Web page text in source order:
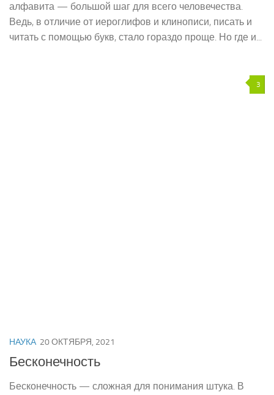
алфавита — большой шаг для всего человечества.
Ведь, в отличие от иероглифов и клинописи, писать и
читать с помощью букв, стало гораздо проще. Но где и...
3
НАУКА 20 ОКТЯБРЯ, 2021
Бесконечность
Бесконечность — сложная для понимания штука. В